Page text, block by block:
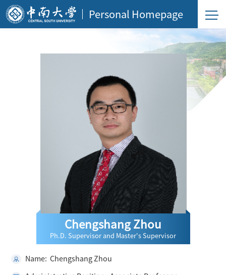
Personal Homepage
Chengshang Zhou
Ph.D. Supervisor and Master's Supervisor
Name: Chengshang Zhou